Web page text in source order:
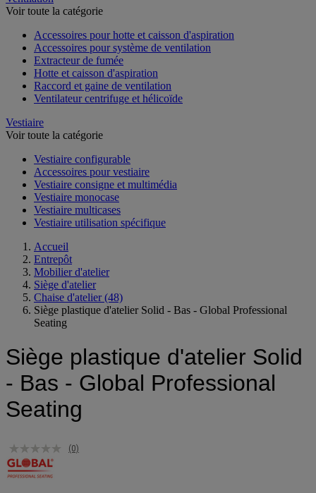
Voir toute la catégorie
Accessoires pour hotte et caisson d'aspiration
Accessoires pour système de ventilation
Extracteur de fumée
Hotte et caisson d'aspiration
Raccord et gaine de ventilation
Ventilateur centrifuge et hélicoïde
Vestiaire
Voir toute la catégorie
Vestiaire configurable
Accessoires pour vestiaire
Vestiaire consigne et multimédia
Vestiaire monocase
Vestiaire multicases
Vestiaire utilisation spécifique
Accueil
Entrepôt
Mobilier d'atelier
Siège d'atelier
Chaise d'atelier (48)
Siège plastique d'atelier Solid - Bas - Global Professional
Seating
Siège plastique d'atelier Solid
- Bas - Global Professional
Seating
(0)